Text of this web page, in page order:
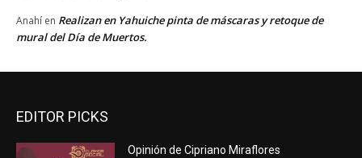
Anahí en Realizan en Yahuiche pinta de máscaras y retoque de
mural del Día de Muertos.
EDITOR PICKS
Opinión de Cipriano Miraflores